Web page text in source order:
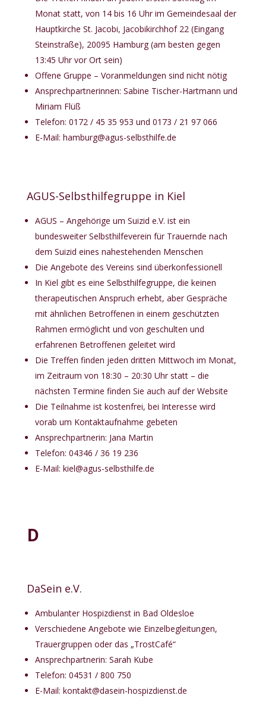
Monat statt, von 14 bis 16 Uhr im Gemeindesaal der
Hauptkirche St. Jacobi, Jacobikirchhof 22 (Eingang
Steinstraße), 20095 Hamburg (am besten gegen
13:45 Uhr vor Ort sein)
Offene Gruppe – Voranmeldungen sind nicht nötig
Ansprechpartnerinnen: Sabine Tischer-Hartmann und
Miriam Flüß
Telefon: 0172 / 45 35 953 und 0173 / 21 97 066
E-Mail: hamburg@agus-selbsthilfe.de
AGUS-Selbsthilfegruppe in Kiel
AGUS – Angehörige um Suizid e.V. ist ein
bundesweiter Selbsthilfeverein für Trauernde nach
dem Suizid eines nahestehenden Menschen
Die Angebote des Vereins sind überkonfessionell
In Kiel gibt es eine Selbsthilfegruppe, die keinen
therapeutischen Anspruch erhebt, aber Gespräche
mit ähnlichen Betroffenen in einem geschützten
Rahmen ermöglicht und von geschulten und
erfahrenen Betroffenen geleitet wird
Die Treffen finden jeden dritten Mittwoch im Monat,
im Zeitraum von 18:30 – 20:30 Uhr statt – die
nächsten Termine finden Sie auch auf derWebsite
Die Teilnahme ist kostenfrei, bei Interesse wird
vorab um Kontaktaufnahme gebeten
Ansprechpartnerin: Jana Martin
Telefon: 04346 / 36 19 236
E-Mail: kiel@agus-selbsthilfe.de
D
DaSein e.V.
Ambulanter Hospizdienst in Bad Oldesloe
Verschiedene Angebote wie Einzelbegleitungen,
Trauergruppen oder das „TrostCafé“
Ansprechpartnerin: Sarah Kube
Telefon: 04531 / 800 750
E-Mail: kontakt@dasein-hospizdienst.de